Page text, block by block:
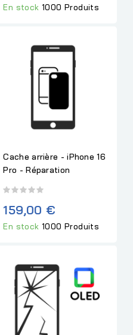
En stock1000 Produits
Cache arrière - iPhone 16
Pro - Réparation
159,00 €
En stock1000 Produits